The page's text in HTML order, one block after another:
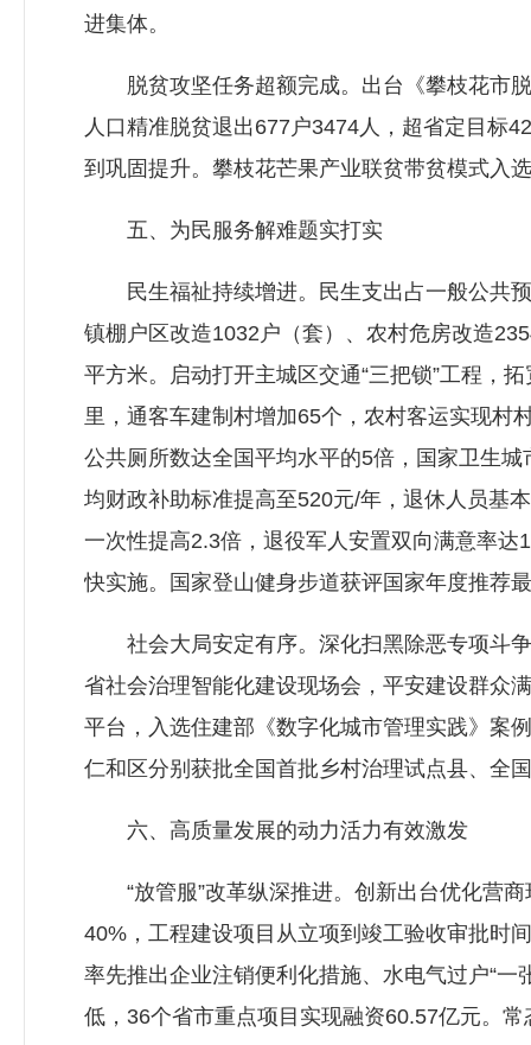
进集体。
脱贫攻坚任务超额完成。出台《攀枝花市脱
人口精准脱贫退出677户3474人，超省定目标
到巩固提升。攀枝花芒果产业联贫带贫模式入
五、为民服务解难题实打实
民生福祉持续增进。民生支出占一般公共预
镇棚户区改造1032户（套）、农村危房改造
平方米。启动打开主城区交通“三把锁”工程，
里，通客车建制村增加65个，农村客运实现村
公共厕所数达全国平均水平的5倍，国家卫生
均财政补助标准提高至520元/年，退休人员基
一次性提高2.3倍，退役军人安置双向满意率
快实施。国家登山健身步道获评国家年度推荐
社会大局安定有序。深化扫黑除恶专项斗争
省社会治理智能化建设现场会，平安建设群众
平台，入选住建部《数字化城市管理实践》案
仁和区分别获批全国首批乡村治理试点县、全
六、高质量发展的动力活力有效激发
“放管服”改革纵深推进。创新出台优化营商
40%，工程建设项目从立项到竣工验收审批时
率先推出企业注销便利化措施、水电气过户“
低，36个省市重点项目实现融资60.57亿元。